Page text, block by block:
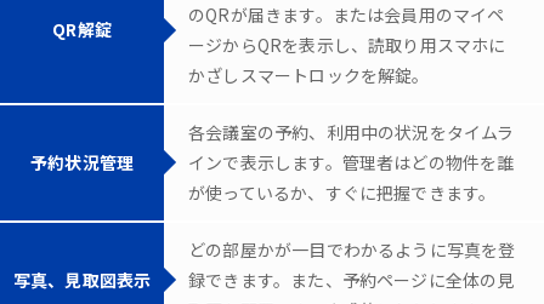
QR解錠
のQRが届きます。または会員用のマイペ
ージからQRを表示し、読取り用スマホに
かざしスマートロックを解錠。
予約状況管理
各会議室の予約、利用中の状況をタイムラ
インで表示します。管理者はどの物件を誰
が使っているか、すぐに把握できます。
写真、見取図表示
どの部屋かが一目でわかるように写真を登
録できます。また、予約ページに全体の見